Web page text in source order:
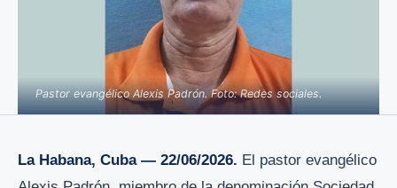
Pastor evangélico Alexis Padrón. Foto: Redes sociales.
La Habana, Cuba — 22/06/2026. El pastor evangélico